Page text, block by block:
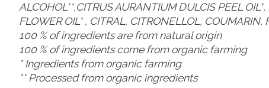
ALCOHOL**,CITRUS AURANTIUM DULCIS PEEL
FLOWER OIL* , CITRAL, CITRONELLOL,
100 % of ingredients are from natural origin
100 % of ingredients come from organic farming
* Ingredients from organic farming
** Processed from organic ingredients